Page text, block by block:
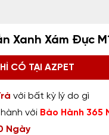
Xanh Xám Đực
CÓ TẠI AZPET
với bất kỳ lý do gì
với Bảo Hành 365
Ngày